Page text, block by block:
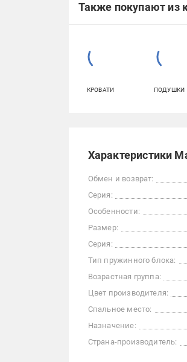
Также покупают из
КРОВАТИ ПОДУШКИ
Характеристики
Обмен и возврат:
Серия:
Особенности:
Размер:
Серия:
Тип пружинного блока:
Возрастная группа:
Цвет производителя:
Спальное место:
Назначение:
Страна-производитель: